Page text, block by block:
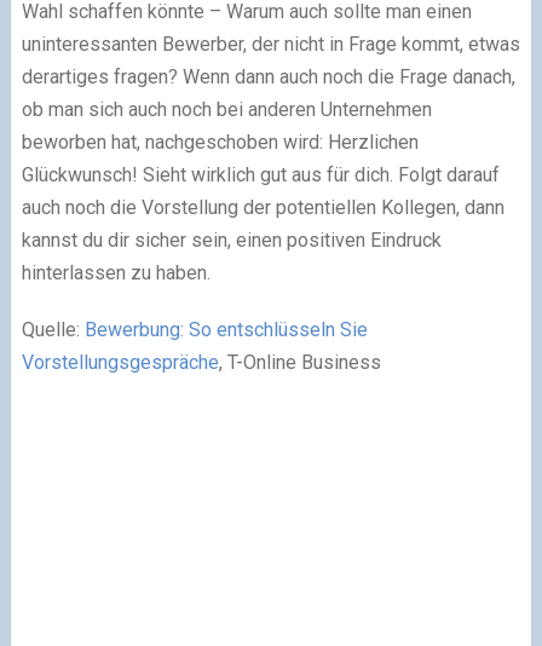
Wahl schaffen könnte – Warum auch sollte man einen
uninteressanten Bewerber, der nicht in Frage kommt, etwas
derartiges fragen? Wenn dann auch noch die Frage danach,
ob man sich auch noch bei anderen Unternehmen
beworben hat, nachgeschoben wird: Herzlichen
Glückwunsch! Sieht wirklich gut aus für dich. Folgt darauf
auch noch die Vorstellung der potentiellen Kollegen, dann
kannst du dir sicher sein, einen positiven Eindruck
hinterlassen zu haben.
Quelle: Bewerbung: So entschlüsseln Sie
Vorstellungsgespräche, T-Online Business